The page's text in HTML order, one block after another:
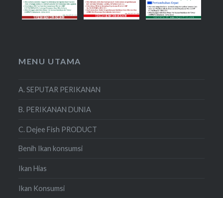
MENU UTAMA
A. SEPUTAR PERIKANAN
B. PERIKANAN DUNIA
C. Dejee Fish PRODUCT
Benih Ikan konsumsi
Ikan Hias
Ikan Konsumsi